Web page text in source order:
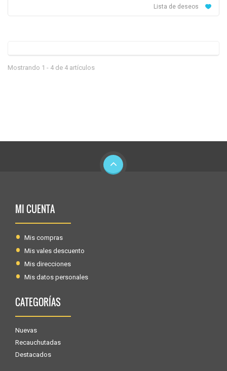
Lista de deseos
Mostrando 1 - 4 de 4 artículos
MI CUENTA
Mis compras
Mis vales descuento
Mis direcciones
Mis datos personales
CATEGORÍAS
Nuevas
Recauchutadas
Destacados